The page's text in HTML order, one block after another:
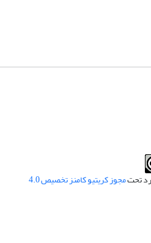
تحت مجوز کریتیو کامنز تخصیص 4.0